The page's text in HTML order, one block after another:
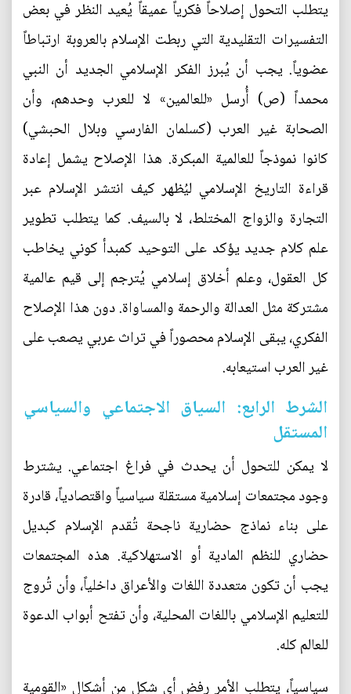
يتطلب التحول إصلاحاً فكرياً عميقاً يُعيد النظر في بعض
التفسيرات التقليدية التي ربطت الإسلام بالعروبة ارتباطاً
عضوياً. يجب أن يُبرز الفكر الإسلامي الجديد أن النبي
محمداً (ص) أُرسل «للعالمين» لا للعرب وحدهم، وأن
الصحابة غير العرب (كسلمان الفارسي وبلال الحبشي)
كانوا نموذجاً للعالمية المبكرة. هذا الإصلاح يشمل إعادة
قراءة التاريخ الإسلامي ليُظهر كيف انتشر الإسلام عبر
التجارة والزواج المختلط، لا بالسيف. كما يتطلب تطوير
علم كلام جديد يؤكد على التوحيد كمبدأ كوني يخاطب
كل العقول، وعلم أخلاق إسلامي يُترجم إلى قيم عالمية
مشتركة مثل العدالة والرحمة والمساواة. دون هذا الإصلاح
الفكري، يبقى الإسلام محصوراً في تراث عربي يصعب على
غير العرب استيعابه.
الشرط الرابع: السياق الاجتماعي والسياسي
المستقل
لا يمكن للتحول أن يحدث في فراغ اجتماعي. يشترط
وجود مجتمعات إسلامية مستقلة سياسياً واقتصادياً، قادرة
على بناء نماذج حضارية ناجحة تُقدم الإسلام كبديل
حضاري للنظم المادية أو الاستهلاكية. هذه المجتمعات
يجب أن تكون متعددة اللغات والأعراق داخلياً، وأن تُروج
للتعليم الإسلامي باللغات المحلية، وأن تفتح أبواب الدعوة
للعالم كله.
سياسياً، يتطلب الأمر رفض أي شكل من أشكال «القومية